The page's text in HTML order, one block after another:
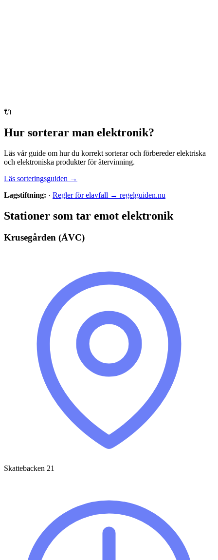
🔌
Hur sorterar man elektronik?
Läs vår guide om hur du korrekt sorterar och förberederelektriska
och elektroniska produkterför återvinning.
Läs sorteringsguiden →
Lagstiftning: · Regler för elavfall → regelguiden.nu
Stationer som tar emot elektronik
Krusegården (ÅVC)
Skattebacken 21